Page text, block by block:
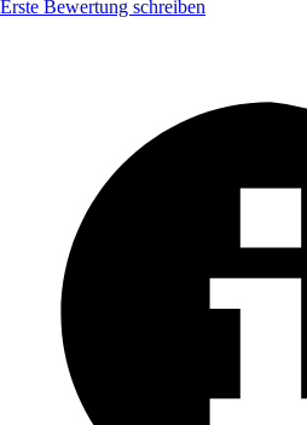
Erste Bewertung schreiben